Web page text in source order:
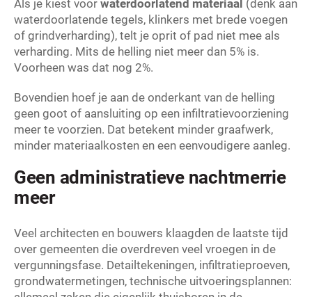
Als je kiest voor waterdoorlatend materiaal (denk aan
waterdoorlatende tegels, klinkers met brede voegen
of grindverharding), telt je oprit of pad niet mee als
verharding. Mits de helling niet meer dan 5% is.
Voorheen was dat nog 2%.
Bovendien hoef je aan de onderkant van de helling
geen goot of aansluiting op een infiltratievoorziening
meer te voorzien. Dat betekent minder graafwerk,
minder materiaalkosten en een eenvoudigere aanleg.
Geen administratieve nachtmerrie
meer
Veel architecten en bouwers klaagden de laatste tijd
over gemeenten die overdreven veel vroegen in de
vergunningsfase. Detailtekeningen, infiltratieproeven,
grondwatermetingen, technische uitvoeringsplannen: